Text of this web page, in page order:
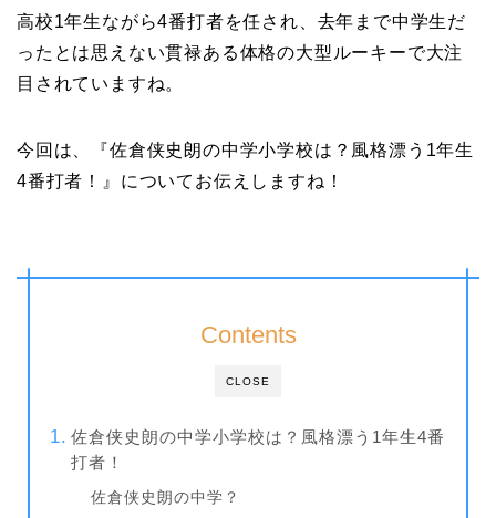
高校1年生ながら4番打者を任され、去年まで中学生だ
ったとは思えない貫禄ある体格の大型ルーキーで大注
目されていますね。
今回は、『佐倉侠史朗の中学小学校は？風格漂う1年生
4番打者！』についてお伝えしますね！
CLOSE
Contents
佐倉侠史朗の中学小学校は？風格漂う1年生4番
打者！
佐倉侠史朗の中学？